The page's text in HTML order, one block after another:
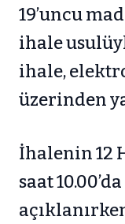
19’uncu
ihale
ihale,
üzerinden
İhalenin 12
saat